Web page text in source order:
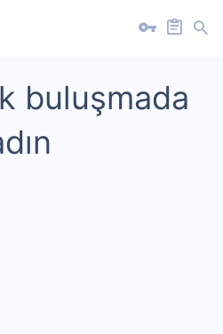
buluşmada